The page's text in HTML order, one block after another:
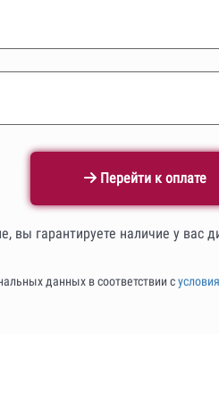
Перейти к оплате
вы гарантируете наличие у
данных в соответствии с